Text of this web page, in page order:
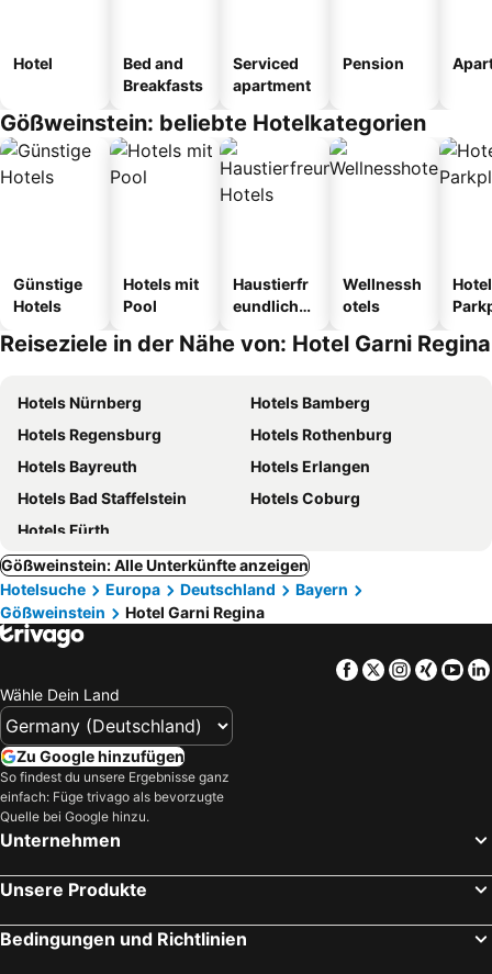
Hotel
Bed and
Breakfasts
Serviced
apartment
Pension
Gößweinstein: beliebte Hotelkategorien
Günstige
Hotels
Hotels mit
Pool
Haustierfr
eundliche
Wellnessh
otels
Reiseziele in der Nähe von: Hotel Garni Regina
Hotels Nürnberg
Hotels Bamberg
Hotels Regensburg
Hotels Rothenburg
Hotels Bayreuth
Hotels Erlangen
Hotels Bad Staffelstein
Hotels Coburg
Hotels Fürth
Gößweinstein: Alle Unterkünfte anzeigen
Hotelsuche
Europa Deutschland
Bayern
Gößweinstein
Hotel Garni Regina
Facebook
TwitterXing
Wähle Dein Land
Zu Google hinzufügen
So findest du unsere Ergebnisse ganz
einfach: Füge trivago als bevorzugte
Quelle bei Google hinzu.
Unternehmen
Unsere Produkte
Bedingungen und Richtlinien